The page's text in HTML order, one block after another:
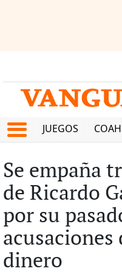
JUEGOS
Se empaña
de Ricardo
por su
acusaciones
dinero